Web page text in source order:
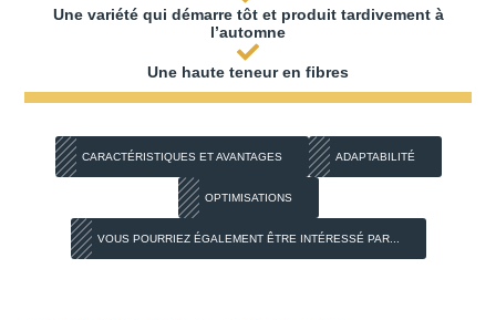
Une variété qui démarre tôt et produit tardivement à
l’automne
Une haute teneur en fibres
CARACTÉRISTIQUES ET AVANTAGES ADAPTABILITÉ
OPTIMISATIONS
VOUS POURRIEZ ÉGALEMENT ÊTRE INTÉRESSÉ PAR...